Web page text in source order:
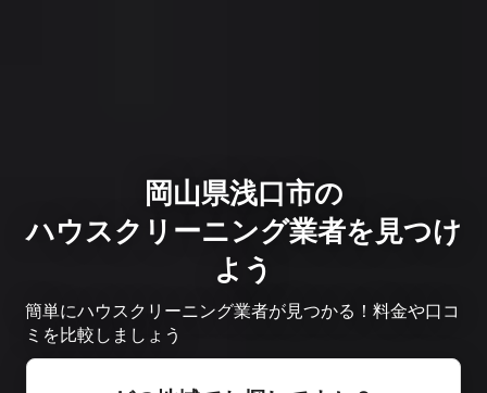
岡山県浅口市の
ハウスクリーニング業者を見つけ
よう
簡単にハウスクリーニング業者が見つかる！料金や口コ
ミを比較しましょう